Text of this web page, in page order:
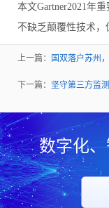
本文Gartner2021年
不缺乏颠覆性技术，
上一篇： 国双落户苏州
下一篇： 坚守第三方监
数字化